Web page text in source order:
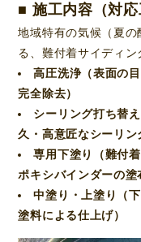
■ 施工内容（対応
地域特有の気候（夏
る、難付着サイディン
高圧洗浄（表面の
完全除去）
シーリング打ち替
久・高意匠なシーリン
専用下塗り（難付
ポキシバインダーの塗
中塗り・上塗り（
塗料による仕上げ）